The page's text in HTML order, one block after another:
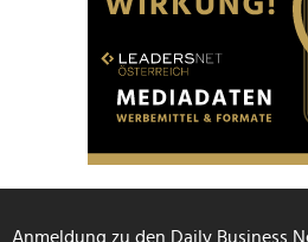
Anmeldung zu den Daily Business